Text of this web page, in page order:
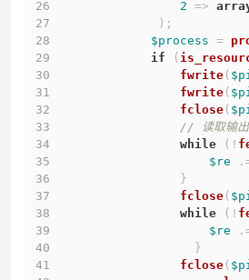
2 =>
             );
$process =
if (
fwrite (
fwrite (
fclose (
// 读取输出
while (!
$re
                }
fclose (
while (!
$re
                  }
fclose (